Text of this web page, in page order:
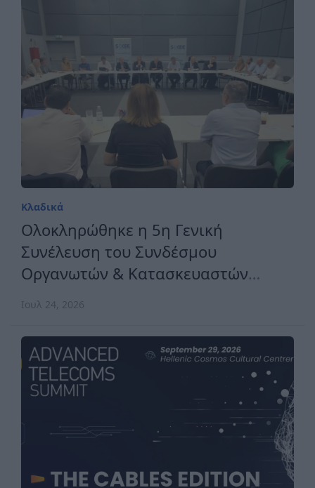
Κλαδικά
Ολοκληρώθηκε η 5η Γενική
Συνέλευση του Συνδέσμου
Οργανωτών & Κατασκευαστών
Ιουλ 24, 2026